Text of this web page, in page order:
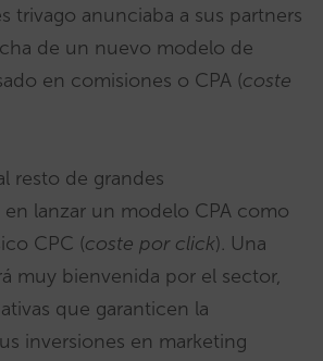
trivago anunciaba a sus partners
de un nuevo modelo de
en comisiones o CPA (coste
resto de grandes
lanzar un modelo CPA como
CPC (coste por click). Una
muy bienvenida por el sector,
que garanticen la
inversiones en marketing